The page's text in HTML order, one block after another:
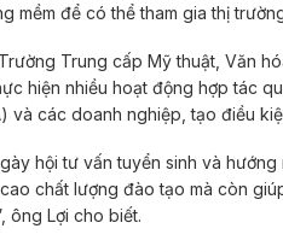
mềm để có thể tham gia thị
Trung cấp Mỹ thuật, Văn
hiện nhiều hoạt động hợp tác
và các doanh nghiệp, tạo điều
hội tư vấn tuyển sinh và
chất lượng đào tạo mà còn
ông Lợi cho biết.